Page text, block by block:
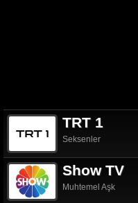
TRT 1
Seksenler
Show TV
Muhtemel Aşk